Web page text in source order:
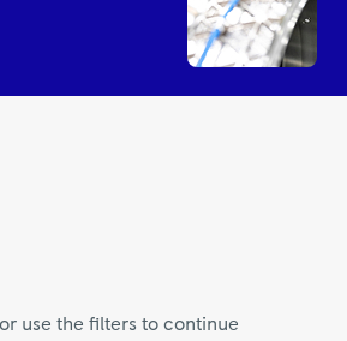
use the filters to continue